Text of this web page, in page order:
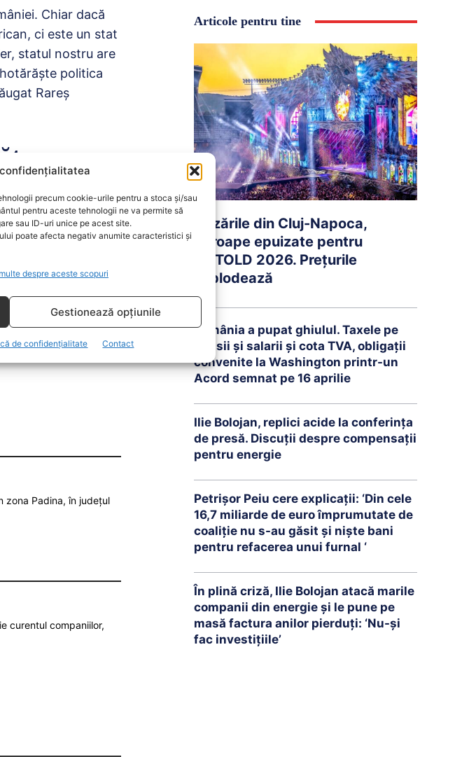
precum cookie-urile pentru a stoca și/sau
pentru aceste tehnologii ne va permite să
sau ID-uri unice pe acest site.
poate afecta negativ anumite caracteristici și
despre aceste scopuri
Gestionează opțiunile
de confidențialitate Contact
Chiar dacă
ci este un stat
statul nostru are
politica
Rareș
ales că votul nostru
s-a luat această
zona Padina, în județul
curentul companiilor,
Articole pentru tine
Cazările din Cluj-Napoca,
aproape epuizate pentru
UNTOLD 2026. Prețurile
explodează
România a pupat ghiulul. Taxele pe
pensii și salarii și cota TVA, obligații
convenite la Washington printr-un
Acord semnat pe 16 aprilie
Ilie Bolojan, replici acide la conferința
de presă. Discuții despre compensații
pentru energie
Petrişor Peiu cere explicații: ‘Din cele
16,7 miliarde de euro împrumutate de
coaliţie nu s-au găsit şi nişte bani
pentru refacerea unui furnal ‘
În plină criză, Ilie Bolojan atacă marile
companii din energie și le pune pe
masă factura anilor pierduți: ‘Nu-și
fac investițiile’